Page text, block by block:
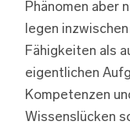
Phänomen aber
legen
Fähigkeiten als
eigentlichen
Kompetenzen
Wissenslücken